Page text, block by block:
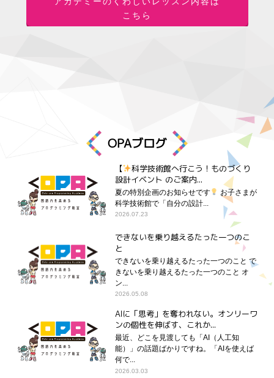
こちら
OPAブログ
【
科学技術館へ行こう！ものづくり
設計イベント のご案内...
夏の特別企画のお知らせです
お子さまが
科学技術館で「自分の設計...
2026.07.23
できないを乗り越えるたった一つのこ
と
できないを乗り越えるたった一つのこと で
きないを乗り越えるたった一つのこと オ
ン...
2026.05.08
AIに「思考」を奪われない。オンリーワ
ンの個性を伸ばす、これか...
最近、どこを見渡しても「AI（人工知
能）」の話題ばかりですね。「AIを使えば
何で...
2026.03.03